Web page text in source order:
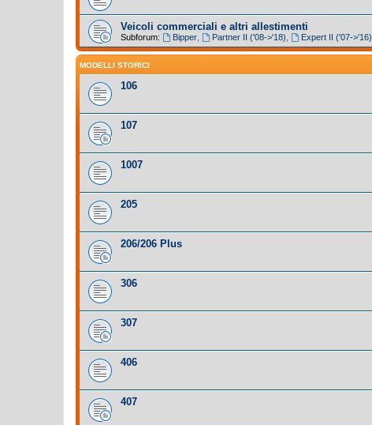
Veicoli commerciali e altri allestimenti
Subforum: Bipper, Partner II ('08->'18) Expert II ('07->'16)
MODELLI STORICI
106
107
1007
205
206/206 Plus
306
307
406
407